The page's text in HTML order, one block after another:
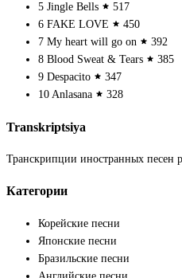
5 Jingle Bells
517
6 FAKE LOVE
450
7 My heart will go on
392
8 Blood Sweat & Tears
385
9 Despacito
347
10 Anlasana 328
Transkriptsiya
Транскрипции иностранных
Категории
Корейские песни
Японские песни
Бразильские песни